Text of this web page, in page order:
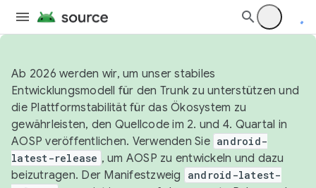
Ab 2026 werden wir, um unser stabiles
Entwicklungsmodell für den Trunk zu unterstützen und
die Plattformstabilität für das Ökosystem zu
gewährleisten, den Quellcode im 2. und 4. Quartal in
AOSP veröffentlichen. Verwenden Sie android-
latest-release , um AOSP zu entwickeln und dazu
beizutragen. Der Manifestzweig
android-latest-